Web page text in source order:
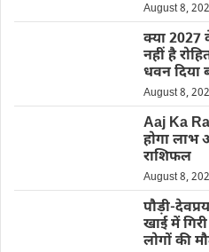
August 8,
क्या 2027
नहीं है
धवन दिया
August 8,
Aaj Ka
होगा लाभ
राशिफल
August 8,
पौड़ी-
खाई में
लोगों की